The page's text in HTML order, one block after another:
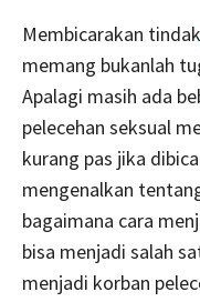
Membicarakan tindak
memang bukanlah
Apalagi masih ada
pelecehan seksual
kurang pas jika
mengenalkan
bagaimana cara
bisa menjadi salah
menjadi korban